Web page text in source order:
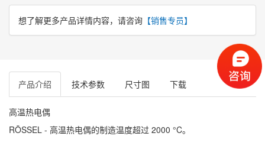
想了解更多产品详情内容，请咨询 【销售专员】
产品介绍 技术参数 尺寸图 下载
高温热电偶
RÖSSEL - 高温热电偶的制造温度超过 2000 °C。